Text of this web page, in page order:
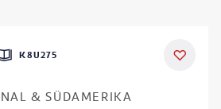
K8U275
& SÜDAMERIKA